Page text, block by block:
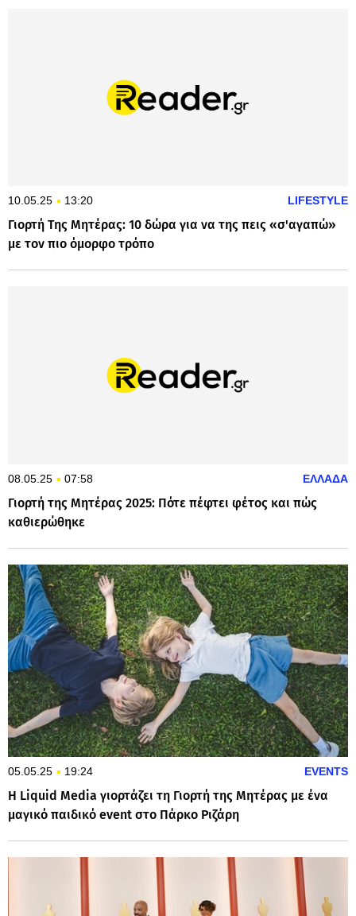
10.05.25 13:20 LIFESTYLE
Γιορτή Της Μητέρας: 10 δώρα για να της πεις «σ'αγαπώ»
με τον πιο όμορφο τρόπο
08.05.25 07:58 ΕΛΛΑΔΑ
Γιορτή της Μητέρας 2025: Πότε πέφτει φέτος και πώς
καθιερώθηκε
05.05.25 19:24 EVENTS
H Liquid Media γιορτάζει τη Γιορτή της Μητέρας με ένα
μαγικό παιδικό event στο Πάρκο Ριζάρη